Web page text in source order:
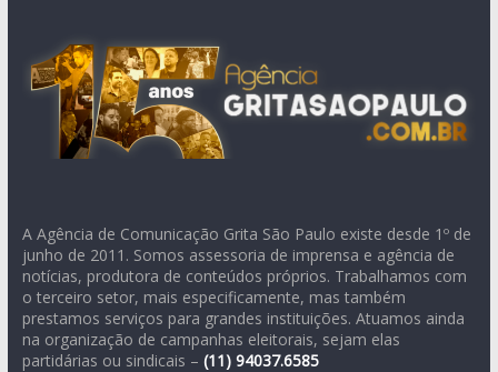
A Agência de Comunicação Grita São Paulo existe desde 1º de
junho de 2011. Somos assessoria de imprensa e agência de
notícias, produtora de conteúdos próprios. Trabalhamos com
o terceiro setor, mais especificamente, mas também
prestamos serviços para grandes instituições. Atuamos ainda
na organização de campanhas eleitorais, sejam elas
partidárias ou sindicais – (11) 94037.6585